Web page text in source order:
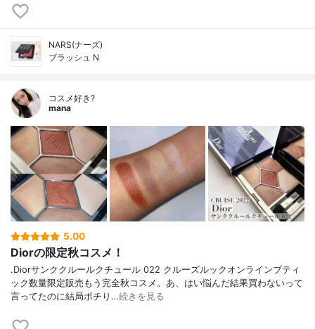
NARS(ナーズ)
ブラッシュ N
コスメ好き?
mana
5.00
Diorの限定秋コスメ！
.Diorサンククルールクチュール 022 クルーズルックオンラインブティ
ック数量限定販売もう完全秋コスメ。あ、はい悩んだ結果買わないって
言ってたのに結局ポチり…続きを見る